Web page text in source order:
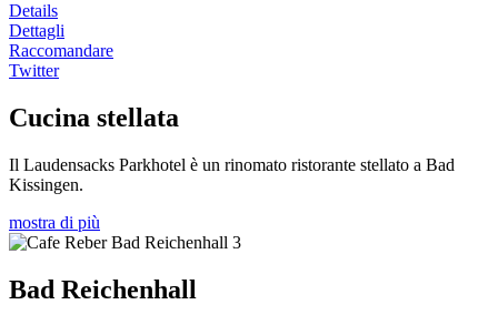
Details
Dettagli
Raccomandare
Twitter
Cucina stellata
Il Laudensacks Parkhotel è un rinomato ristorante stellato a Bad
Kissingen.
mostra di più
Bad Reichenhall